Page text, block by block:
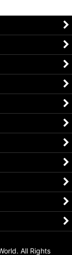
All Rights